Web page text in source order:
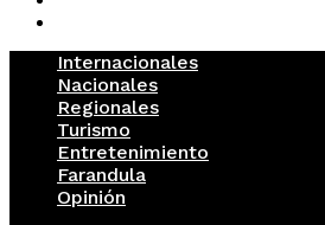
Internacionales
Nacionales
Regionales
Turismo
Entretenimiento
Farandula
Opinión